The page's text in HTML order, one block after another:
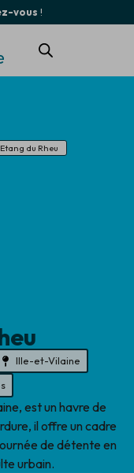
vous !
Etang du Rheu
Ille-et-Vilaine
est un havre de
il offre un cadre
de détente en
urbain.